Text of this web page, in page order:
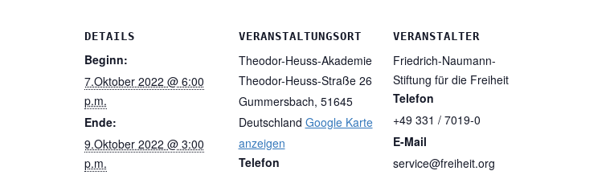
DETAILS
Beginn:
7.Oktober 2022 @ 6:00
p.m.
Ende:
9.Oktober 2022 @ 3:00
p.m.
VERANSTALTUNGSORT
Theodor-Heuss-Akademie
Theodor-Heuss-Straße 26
Gummersbach, 51645
Deutschland Google Karte
anzeigen
Telefon
VERANSTALTER
Friedrich-Naumann-
Stiftung für die Freiheit
Telefon
+49 331 / 7019-0
E-Mail
service@freiheit.org